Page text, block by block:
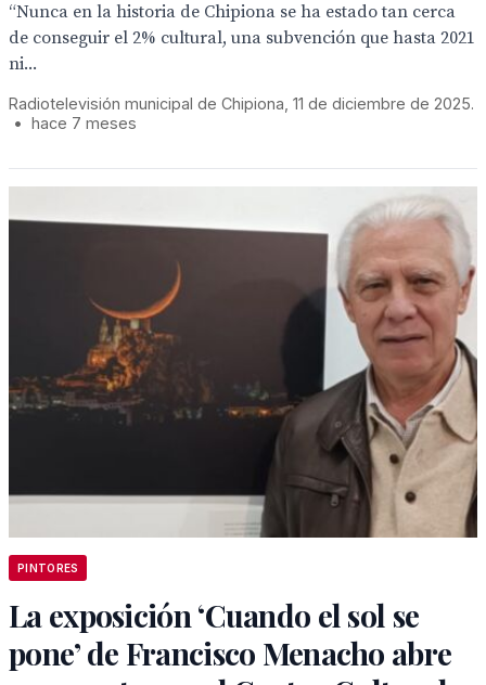
“Nunca en la historia de Chipiona se ha estado tan cerca
de conseguir el 2% cultural, una subvención que hasta 2021
ni...
Radiotelevisión municipal de Chipiona, 11 de diciembre de 2025.
• hace 7 meses
PINTORES
La exposición ‘Cuando el sol se
pone’ de Francisco Menacho abre